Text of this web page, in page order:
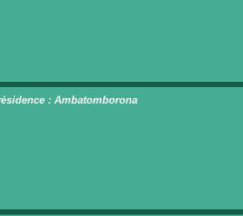
: Ambatomborona